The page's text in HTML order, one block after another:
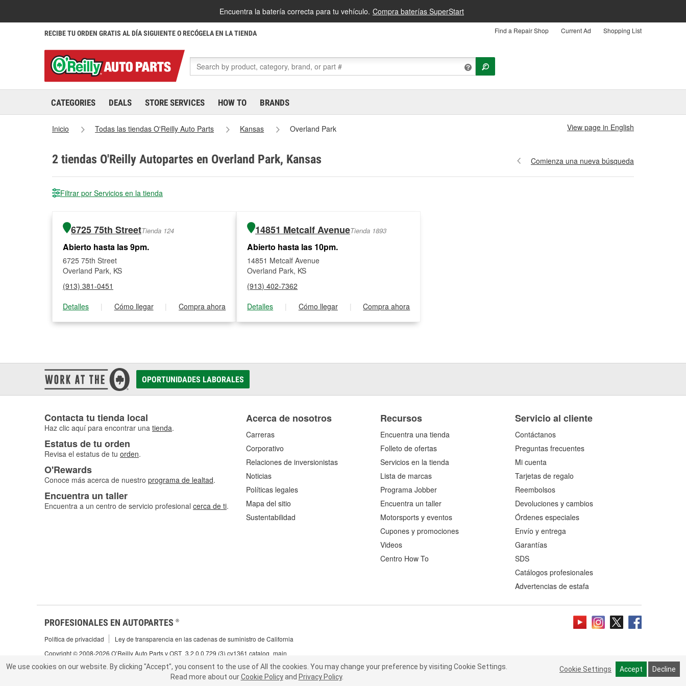
Encuentra la batería correcta para tu vehículo. Compra baterías SuperStart
RECIBE TU ORDEN GRATIS AL DÍA SIGUIENTE O RECÓGELA EN LA TIENDA Find a Repair Shop Current Ad Shopping List
CATEGORIES DEALS STORE SERVICES HOW TO BRANDS
Inicio Todas las tiendas O'Reilly Auto Parts Kansas Overland Park View page in English
2 tiendas O'Reilly Autopartes en Overland Park, Kansas Comienza una nueva búsqueda
Filtrar por Servicios en la tienda
6725 75th StreetTienda 124
Abierto hasta las 9pm.
6725 75th Street
Overland Park, KS
(913) 381-0451
Detalles
| Cómo llegar | Compra ahora
14851 Metcalf AvenueTienda 1893
Abierto hasta las 10pm.
14851 Metcalf Avenue
Overland Park, KS
(913) 402-7362
Detalles
| Cómo llegar | Compra ahora
We use cookies on our website. By clicking "Accept", you consent to the use of All the cookies.You may change your preference by visiting Cookie Settings.
about ourCookie PolicyandPrivacy Policy
Cookie Settings Accept Decline
OPORTUNIDADES LABORALES
Contacta tu tienda local
Haz clic aquí para encontrar una tienda.
Estatus de tu orden
Revisa el estatus de tu orden.
O'Rewards
Conoce más acerca de nuestro programa de lealtad.
Encuentra un taller
Encuentra a un centro de servicio profesional cerca de ti.
Acerca de nosotros
Carreras
Corporativo
Relaciones de inversionistas
Noticias
Políticas legales
Mapa del sitio
Sustentabilidad
Recursos
Encuentra una tienda
Folleto de ofertas
Servicios en la tienda
Lista de marcas
Programa Jobber
Encuentra un taller
Motorsports y eventos
Cupones y promociones
Videos
Centro How To
Servicio al cliente
Contáctanos
Preguntas frecuentes
Mi cuenta
Tarjetas de regalo
Reembolsos
Devoluciones y cambios
Órdenes especiales
Envío y entrega
Garantías
SDS
Catálogos profesionales
Advertencias de estafa
PROFESIONALES EN AUTOPARTES ®
Política de privacidad
Ley de transparencia en las cadenas de suministro de California
Copyright © 2008-2026 O’Reilly Auto Parts v OST_3.2.0.0.729 (3) cv1361 catalog_main
We use cookies on our website. By clicking "Accept", you consent to the use of All the cookies. You may change your preference by visiting Cookie Settings.
Read more about our Cookie Policy and Privacy Policy.
Cookie Settings Accept Decline